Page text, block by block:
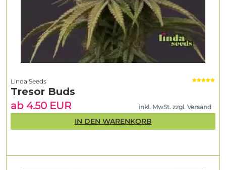
Linda Seeds
Tresor Buds
ab 4.50 EUR
inkl. MwSt. zzgl. Versand
IN DEN WARENKORB